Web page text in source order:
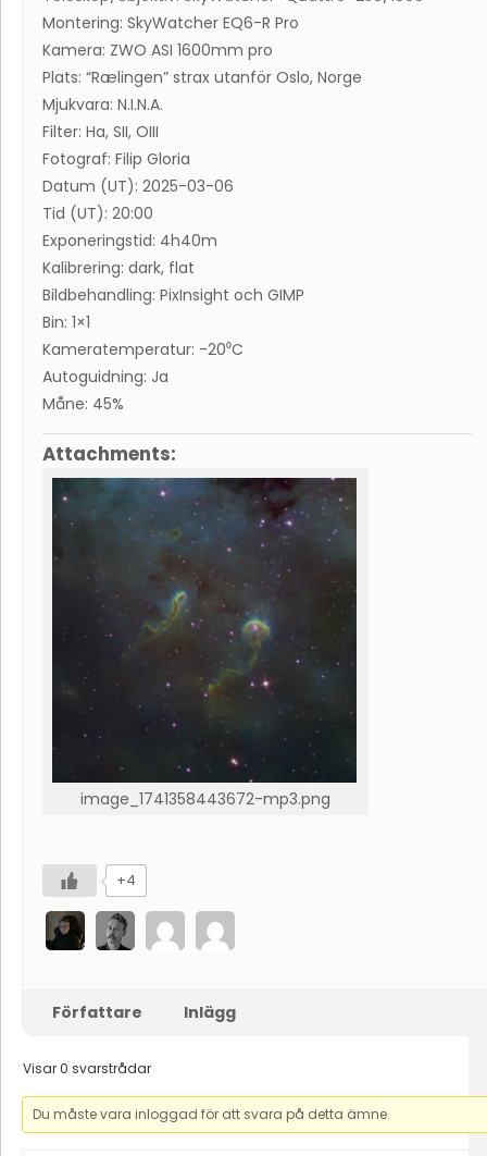
Montering: SkyWatcher EQ6-R Pro
Kamera: ZWO ASI 1600mm pro
Plats: “Rælingen” strax utanför Oslo, Norge
Mjukvara: N.I.N.A.
Filter: Ha, SII, OIII
Fotograf: Filip Gloria
Datum (UT): 2025-03-06
Tid (UT): 20:00
Exponeringstid: 4h40m
Kalibrering: dark, flat
Bildbehandling: PixInsight och GIMP
Bin: 1×1
Kameratemperatur: -20⁰C
Autoguidning: Ja
Måne: 45%
Attachments:
image_1741358443672-mp3.png
+4
Författare Inlägg
Visar 0 svarstrådar
Du måste vara inloggad för att svara på detta ämne.